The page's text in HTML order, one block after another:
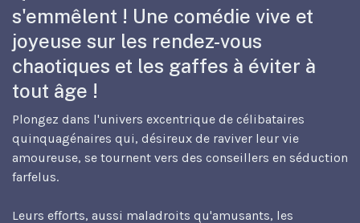
s'emmêlent ! Une comédie vive et
joyeuse sur les rendez-vous
chaotiques et les gaffes à éviter à
tout âge !
Plongez dans l'univers excentrique de célibataires
quinquagénaires qui, désireux de raviver leur vie
amoureuse, se tournent vers des conseillers en séduction
farfelus.
Leurs efforts, aussi maladroits qu'amusants, les